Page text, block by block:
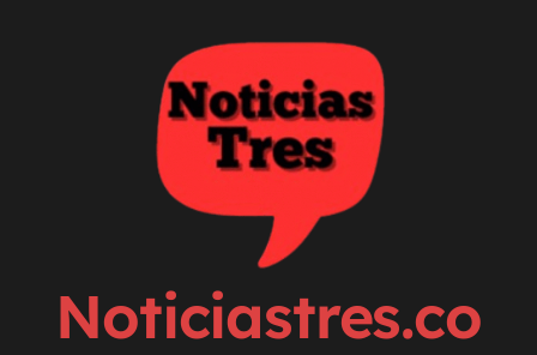
Noticiastres.co